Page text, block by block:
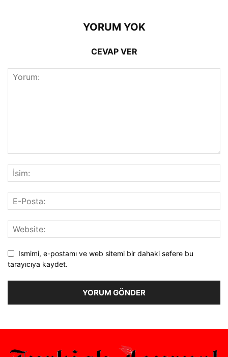
YORUM YOK
CEVAP VER
Ismimi, e-postamı ve web sitemi bir dahaki sefere bu
tarayıcıya kaydet.